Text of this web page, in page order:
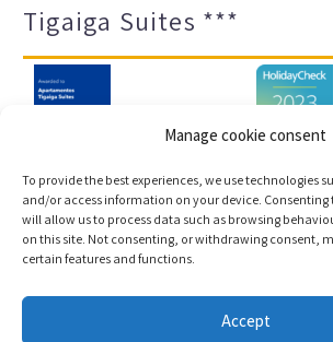
Manage cookie consent
To provide the best experiences, we use technologies
and/or access information on your device. Consenting
will allow us to process data such as browsing
on this site. Not consenting, or withdrawing consent,
certain features and functions.
Accept
Tigaiga Suites ***
Impressum und Datenschutz
Cookies